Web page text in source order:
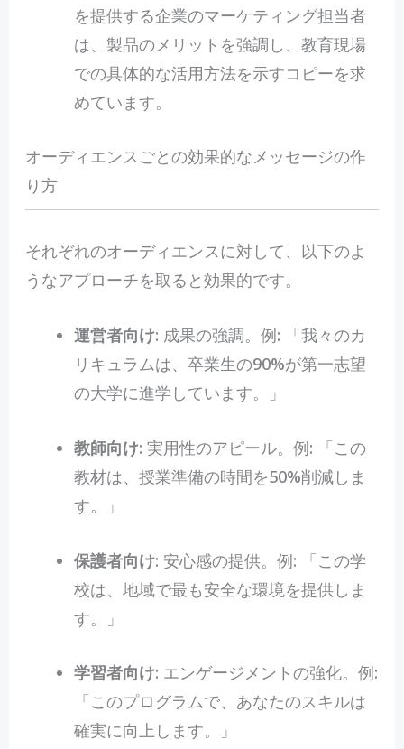
を提供する企業のマーケティング担当者
は、製品のメリットを強調し、教育現場
での具体的な活用方法を示すコピーを求
めています。
オーディエンスごとの効果的なメッセージの作
り方
それぞれのオーディエンスに対して、以下のよ
うなアプローチを取ると効果的です。
運営者向け: 成果の強調。例: 「我々のカ
リキュラムは、卒業生の90%が第一志望
の大学に進学しています。」
教師向け: 実用性のアピール。例: 「この
教材は、授業準備の時間を50%削減しま
す。」
保護者向け: 安心感の提供。例: 「この学
校は、地域で最も安全な環境を提供しま
す。」
学習者向け: エンゲージメントの強化。例:
「このプログラムで、あなたのスキルは
確実に向上します。」